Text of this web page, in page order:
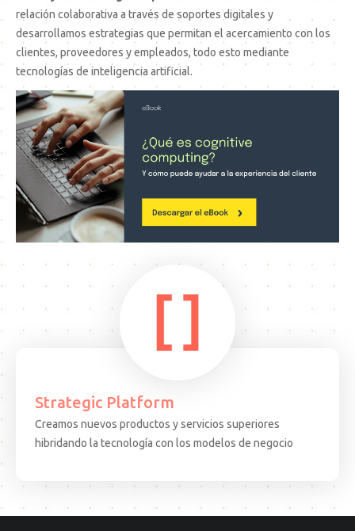
relación colaborativa a través de soportes digitales y
desarrollamos estrategias que permitan el acercamiento con los
clientes, proveedores y empleados, todo esto mediante
tecnologías de inteligencia artificial.
Strategic Platform
Creamos nuevos productos y servicios superiores
hibridando la tecnología con los modelos de negocio
ARTICULO 15.08.25
soluciones
cuánticas:
un
BCN: